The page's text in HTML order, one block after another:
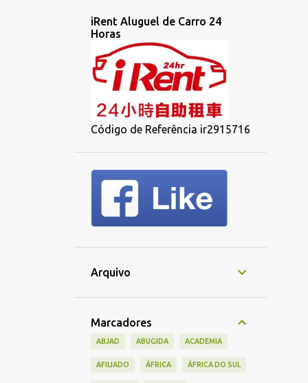
iRent Aluguel de Carro 24
Horas
Código de Referência ir2915716
Arquivo
Marcadores
ABJAD ABUGIDA ACADEMIA
AFILIADO ÁFRICA ÁFRICA DO SUL